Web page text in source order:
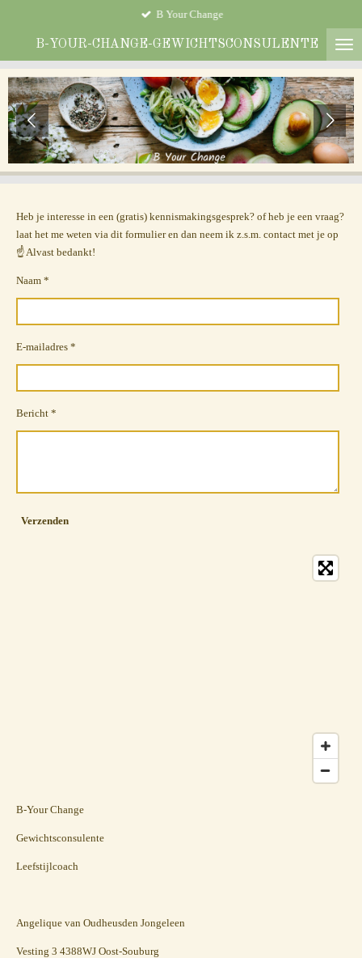
hoofdinhoud
B-YOUR-CHANGE-GEWICHTSCONSULENTE
B Your Change
Heb je interesse in een (gratis) kennismakingsgesprek? of heb je een vraag?
laat het me weten via dit formulier en dan neem ik z.s.m. contact met je op
☝️ Alvast bedankt!
Naam *
E-mailadres *
Bericht *
Verzenden
B-Your Change
Gewichtsconsulente
Leefstijlcoach
Angelique van Oudheusden Jongeleen
Vesting 3 4388WJ Oost-Souburg